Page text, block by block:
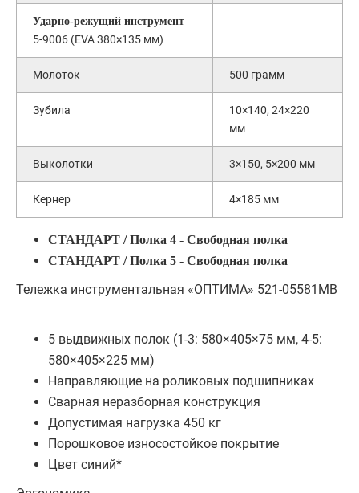
Ударно-режущий инструмент
5-9006 (EVA 380×135 мм)
Молоток 500 грамм
Зубила
10×140, 24×220
мм
Выколотки 3×150, 5×200 мм
Кернер 4×185 мм
СТАНДАРТ / Полка 4 - Свободная полка
СТАНДАРТ / Полка 5 - Свободная полка
Тележка инструментальная «ОПТИМА» 521-05581MB
5 выдвижных полок (1-3: 580×405×75 мм, 4-5:
580×405×225 мм)
Направляющие на роликовых подшипниках
Сварная неразборная конструкция
Допустимая нагрузка 450 кг
Порошковое износостойкое покрытие
Цвет синий*